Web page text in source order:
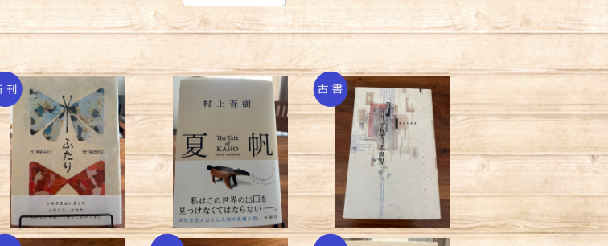
ふたり
¥1,540
夏帆/村上春樹
¥2,860
フィリップ・Ｋ・ディックの
世界／ポール・ウィリア
ムズ
¥2,970